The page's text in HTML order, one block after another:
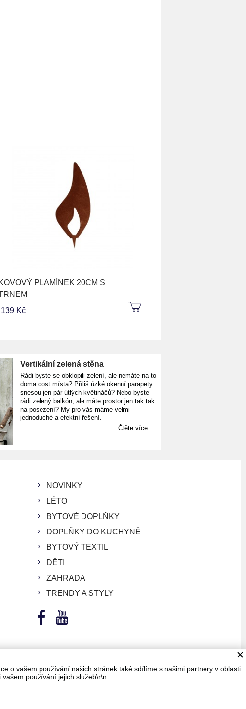
KOVOVÝ PLAMÍNEK 20CM S
139 Kč
Vertikální zelená stěna
Rádi byste se obklopili zelení, ale nemáte na to
doma dost místa? Příliš úzké okenní parapety
snesou jen pár útlých květináčů? Nebo byste
rádi zelený balkón, ale máte prostor jen tak tak
na posezení? My pro vás máme velmi
jednoduché a efektní řešení.
Čtěte více...
NOVINKY
LÉTO
BYTOVÉ DOPLŇKY
DOPLŇKY DO KUCHYNĚ
BYTOVÝ TEXTIL
DĚTI
ZAHRADA
TRENDY A STYLY
o vašem používání našich stránek také sdílíme s našimi partnery v oblasti
používání jejich služeb\r\n